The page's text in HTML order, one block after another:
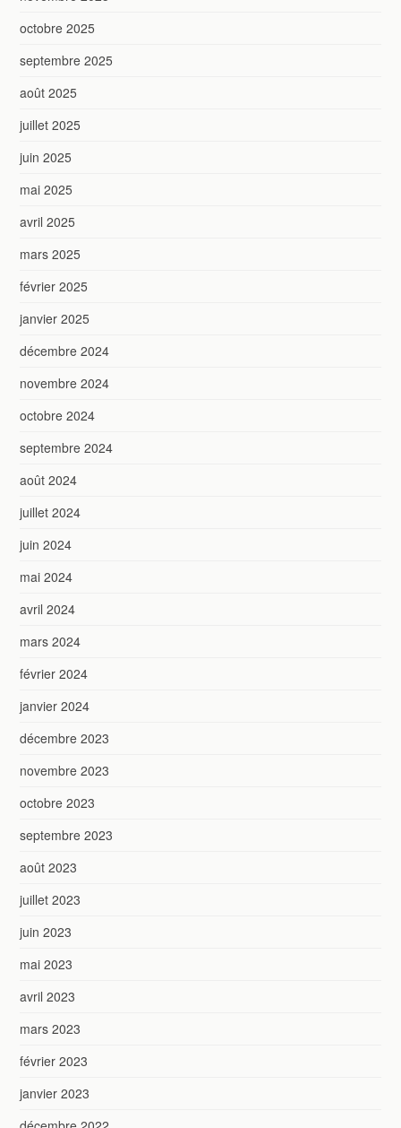
octobre 2025
septembre 2025
août 2025
juillet 2025
juin 2025
mai 2025
avril 2025
mars 2025
février 2025
janvier 2025
décembre 2024
novembre 2024
octobre 2024
septembre 2024
août 2024
juillet 2024
juin 2024
mai 2024
avril 2024
mars 2024
février 2024
janvier 2024
décembre 2023
novembre 2023
octobre 2023
septembre 2023
août 2023
juillet 2023
juin 2023
mai 2023
avril 2023
mars 2023
février 2023
janvier 2023